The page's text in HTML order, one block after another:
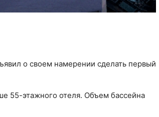
о своем намерении сделать первый
55-этажного отеля. Объем бассейна